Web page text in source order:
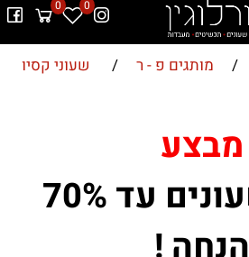
0 0
/ מותגים פ - ר /
שעוני קסיו
מבצע
לכל השעונים עד 70%